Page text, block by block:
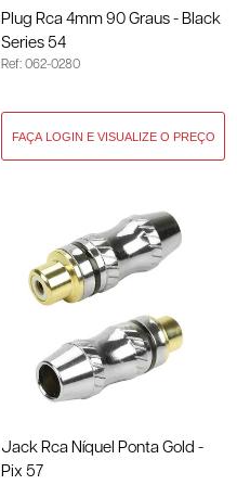
Plug Rca 4mm 90 Graus - Black
Series 54
Ref: 062-0280
Jack Rca Níquel Ponta Gold -
Pix 57